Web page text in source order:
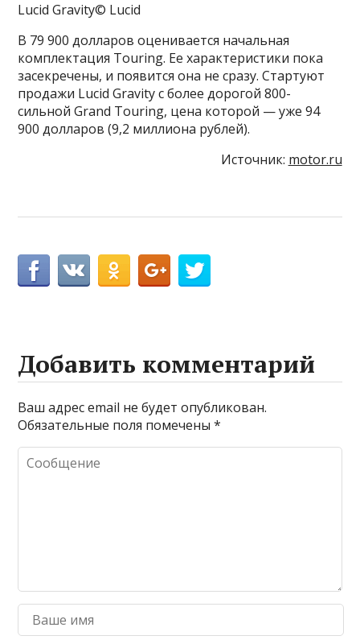
Lucid Gravity© Lucid
В 79 900 долларов оценивается начальная
комплектация Touring. Ее характеристики пока
засекречены, и появится она не сразу. Стартуют
продажи Lucid Gravity с более дорогой 800-
сильной Grand Touring, цена которой — уже 94
900 долларов (9,2 миллиона рублей).
Источник: motor.ru
Добавить комментарий
Ваш адрес email не будет опубликован.
Обязательные поля помечены*